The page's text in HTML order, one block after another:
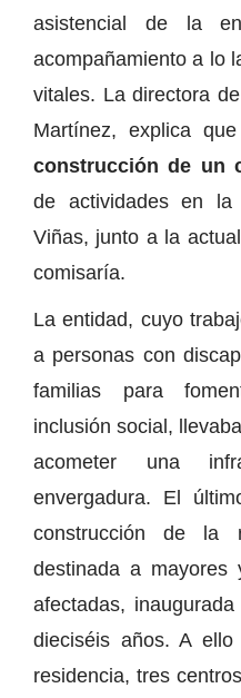
asistencial de la
acompañamiento a lo
vitales. La directora
Martínez, explica
construcción de un
de actividades en
Viñas, junto a la
comisaría.
La entidad, cuyo
a personas con
familias para
inclusión social,
acometer una
envergadura. El
construcción de la
destinada a mayores
afectadas,
dieciséis años. A
residencia, tres